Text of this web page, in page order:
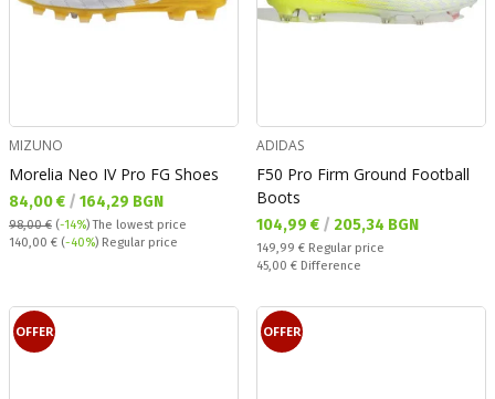
MIZUNO
Morelia Neo IV Pro FG Shoes
Текуща цена:
84,00 € / 164,29 BGN
98,00 € (-14%)The lowest price
Regular price:
140,00 € (-40%) Regular price
ADIDAS
F50 Pro Firm Ground Football
Boots
Текуща цена:
104,99 € / 205,34 BGN
Regular price:
149,99 € Regular price
Спестявате:
45,00 € Difference
OFFER OFFER